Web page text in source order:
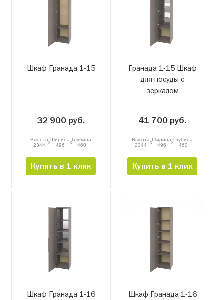
Шкаф Гранада 1-15
32 900 руб.
Высота
2344
xШирина
496
xГлубина
460
Купить в 1 клик
Гранада 1-15 Шкаф
для посуды с
зеркалом
41 700 руб.
Высота
2344
xШирина
496
xГлубина
460
Купить в 1 клик
Шкаф Гранада 1-16
Шкаф Гранада 1-16